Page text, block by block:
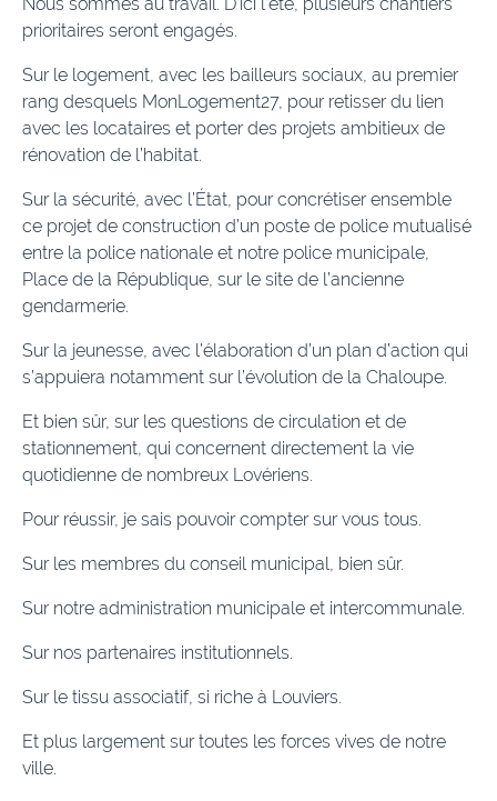
Nous sommes au travail. D’ici l’été, plusieurs chantiers
prioritaires seront engagés.
Sur le logement, avec les bailleurs sociaux, au premier
rang desquels MonLogement27, pour retisser du lien
avec les locataires et porter des projets ambitieux de
rénovation de l’habitat.
Sur la sécurité, avec l’État, pour concrétiser ensemble
ce projet de construction d’un poste de police mutualisé
entre la police nationale et notre police municipale,
Place de la République, sur le site de l’ancienne
gendarmerie.
Sur la jeunesse, avec l’élaboration d’un plan d’action qui
s’appuiera notamment sur l’évolution de la Chaloupe.
Et bien sûr, sur les questions de circulation et de
stationnement, qui concernent directement la vie
quotidienne de nombreux Lovériens.
Pour réussir, je sais pouvoir compter sur vous tous.
Sur les membres du conseil municipal, bien sûr.
Sur notre administration municipale et intercommunale.
Sur nos partenaires institutionnels.
Sur le tissu associatif, si riche à Louviers.
Et plus largement sur toutes les forces vives de notre
ville.